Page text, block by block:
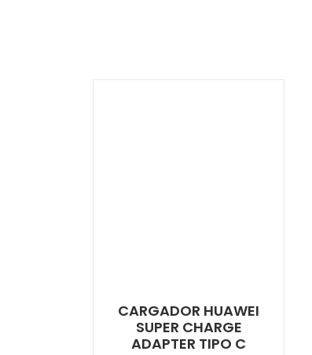
CARGADOR HUAWEI
SUPER CHARGE
ADAPTER TIPO C